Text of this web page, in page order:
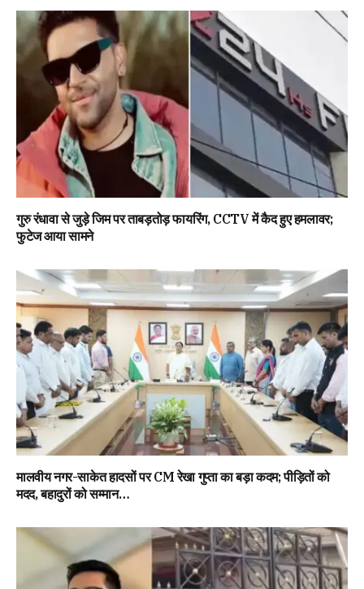
गुरु रंधावा से जुड़े जिम पर ताबड़तोड़ फायरिंग, CCTV में कैद हुए हमलावर;
फुटेज आया सामने
मालवीय नगर-साकेत हादसों पर CM रेखा गुप्ता का बड़ा कदम; पीड़ितों को
मदद, बहादुरों को सम्मान…